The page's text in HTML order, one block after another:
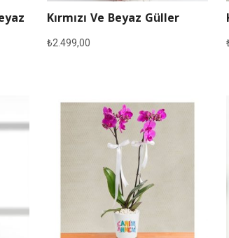
Kırmızı Ve Beyaz Güller
₺2.499,00